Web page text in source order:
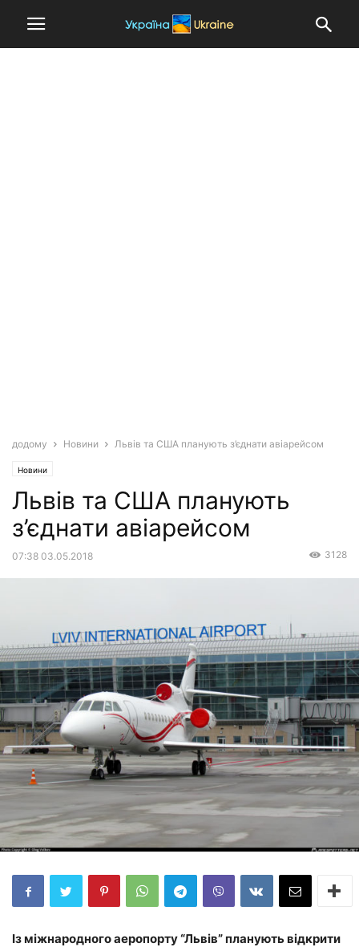
додому Новини Львів та США планують з’єднати авіарейсом
Новини
Львів та США планують
з’єднати авіарейсом
07:38 03.05.2018 3128
Із міжнародного аеропорту “Львів” планують відкрити